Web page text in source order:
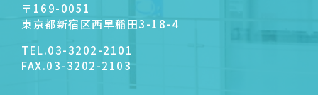
〒169-0051
東京都新宿区西早稲田3-18-4
TEL.03-3202-2101
FAX.03-3202-2103